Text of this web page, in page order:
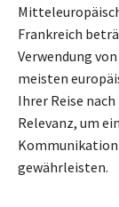
Frankreich
Verwendung
meisten
Ihrer Reise
Relevanz, um
gewährleisten.